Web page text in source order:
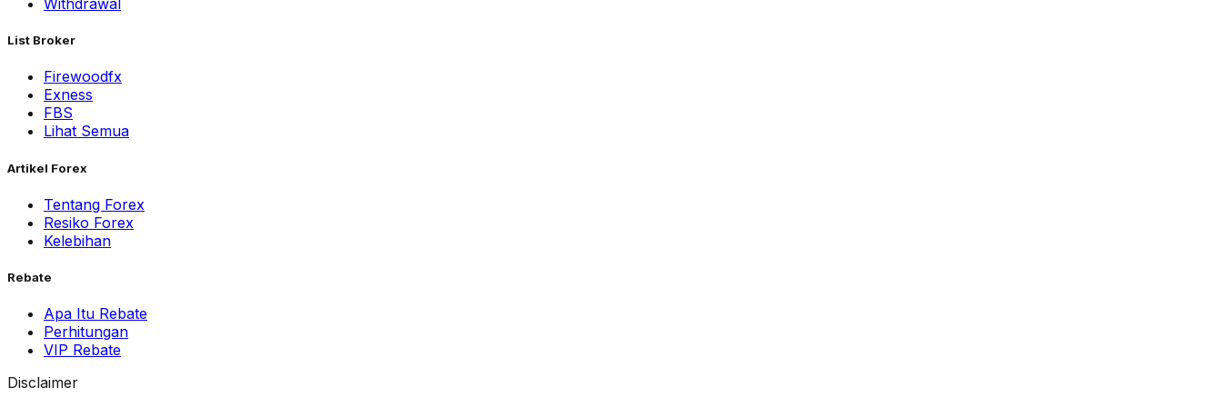
Withdrawal
List Broker
Firewoodfx
Exness
FBS
Lihat Semua
Artikel Forex
Tentang Forex
Resiko Forex
Kelebihan
Rebate
Apa Itu Rebate
Perhitungan
VIP Rebate
Disclaimer